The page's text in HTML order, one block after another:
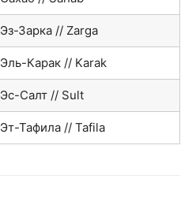
Эз-Зарка // Zarga
Эль-Карак // Karak
Эс-Сaлт // Sult
Эт-Тафила // Tafila